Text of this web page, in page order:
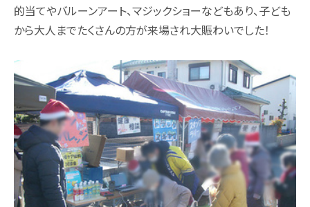
スギヤマ公式アプリ：お得！便利！アプリの使い方
LINEで友だち登録！
しそ油（えごま油）
地域イベント活動
やさしいレシピ
的当てやバルーンアート、マジックショーなどもあり、子ども
から大人までたくさんの方が来場され大賑わいでした！